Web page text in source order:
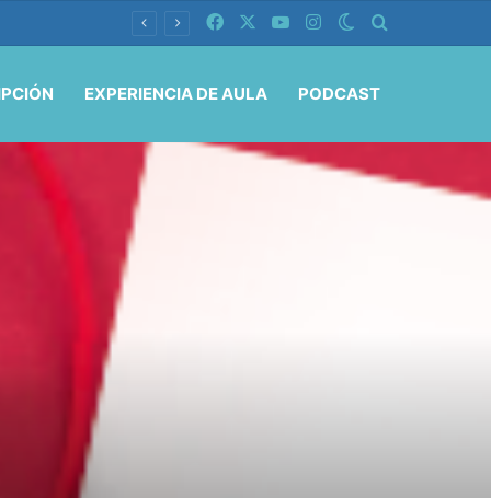
Facebook YouTubeInstagramSwitch skin
EXPERIENCIA DE AULA PODCAST